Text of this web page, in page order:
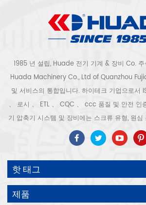
1985 년 설립, Huade 전기 기계 & 장비 Co.
Huada Machinery Co., Ltd of Quanzhou
및 서비스의 통합입니다. 하이테크 기업으로서
、 로시 、 ETL 、 CQC 、 ccc 품질 및 안전 인
기 압축기 시스템 및 장비에는 스크류 유형, 원심
스크롤 유형, 피스톤 유형, 건조기, 필터, 배수기,
라인 등이 포함됩니다. 보다 300 가지 유형의 공
우리 회사는 보다 30 년 경력 from 압력 용기,
및 장비에 대한 최고의 부품 주조 조립. 또한 우
모터의 자체 핵심 프로세스를 개발하고 관련 기
에너지 절약 및 환경 보호 기술 발전에 기여했
핫 태그
제품